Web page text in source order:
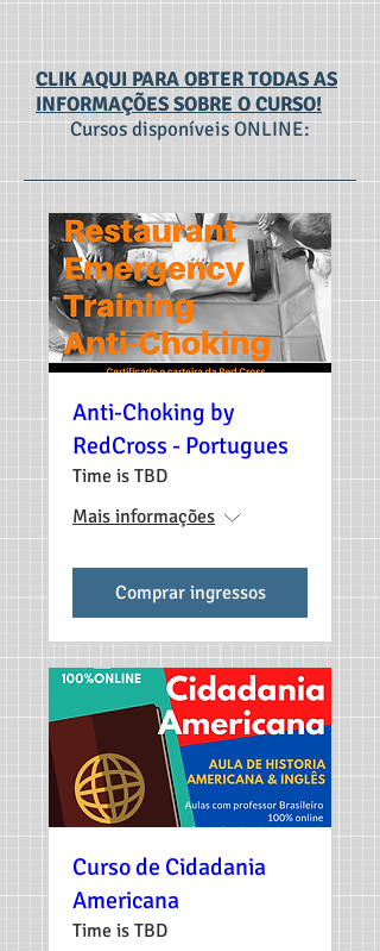
CLIK AQUI PARA OBTER TODAS AS
INFORMAÇÕES SOBRE O CURSO!
Cursos disponíveis ONLINE:
Anti-Choking by
RedCross - Portugues
Time is TBD
Mais informações
Comprar ingressos
Curso de Cidadania
Americana
Time is TBD